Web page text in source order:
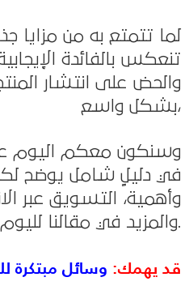
لما تتمتع به من مزايا
تنعكس بالفائدة
والحض على انتشار
بشكل واسع،
وسنكون معكم اليوم
في دليلٍ شامل يوضح
وأهمية، التسويق عبر
والمزيد في مقالنا لليوم….لنبدأ.
قد يهمك: وسائل مبتكرة